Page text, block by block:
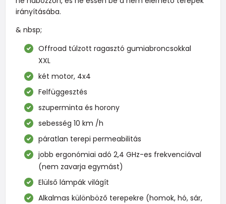
irányításába.
& nbsp;
Offroad túlzott ragasztó gumiabroncsokkal
XXL
két motor, 4x4
Felfüggesztés
szuperminta és horony
sebesség 10 km /h
páratlan terepi permeabilitás
jobb ergonómiai adó 2,4 GHz-es frekvenciával
(nem zavarja egymást)
Elülső lámpák világít
Alkalmas különböző terepekre (homok, hó, sár,